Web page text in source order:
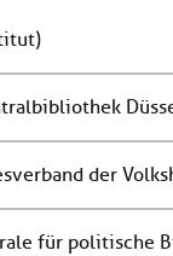
der
für politische